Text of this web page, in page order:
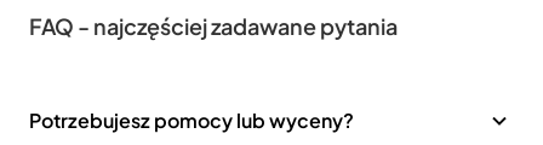
FAQ - najczęściej zadawane pytania
Potrzebujesz pomocy lub wyceny?